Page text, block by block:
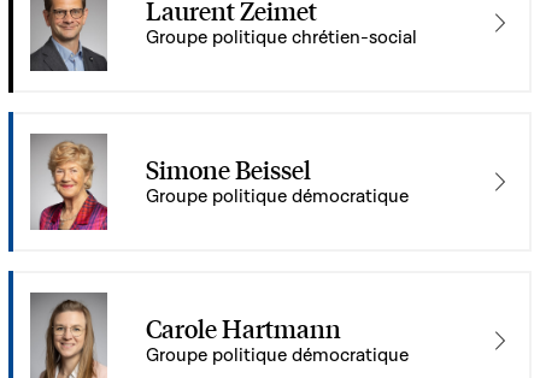
Laurent Zeimet
Groupe politique chrétien-social
Simone Beissel
Groupe politique démocratique
Carole Hartmann
Groupe politique démocratique